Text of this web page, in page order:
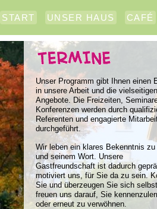
START UNSER HAUS CAFÉ
Unser Programm gibt Ihnen einen
in unsere Arbeit und die vielseitigen
Angebote. Die Freizeiten,
Konferenzen werden durch
Referenten und engagierte
durchgeführt.
Wir leben ein klares Bekenntnis
und seinem Wort. Unsere
Gastfreundschaft ist dadurch
motiviert uns, für Sie da zu sein.
Sie und überzeugen Sie sich
freuen uns darauf, Sie
oder erneut zu verwöhnen.